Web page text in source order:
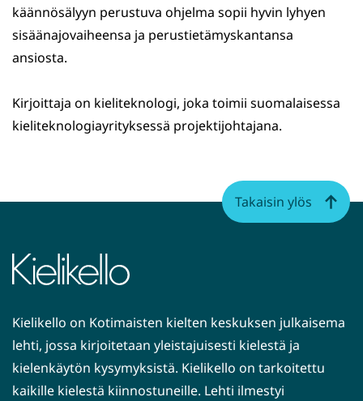
käännösälyyn perustuva ohjelma sopii hyvin lyhyen
sisäänajovaiheensa ja perustietämyskantansa
ansiosta.
Kirjoittaja on kieliteknologi, joka toimii suomalaisessa
kieliteknologiayrityksessä projektijohtajana.
Kielikello on Kotimaisten kielten keskuksen julkaisema
lehti, jossa kirjoitetaan yleistajuisesti kielestä ja
kielenkäytön kysymyksistä. Kielikello on tarkoitettu
kaikille kielestä kiinnostuneille. Lehti ilmestyi
Takaisin ylös